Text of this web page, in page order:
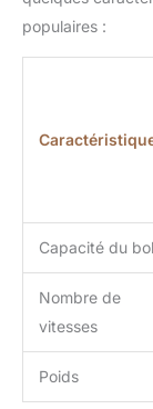
populaires :
Capacité du bol
Nombre de
vitesses
Poids